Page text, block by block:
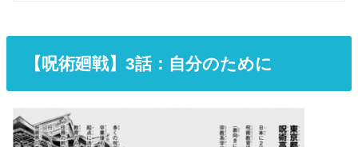
【呪術廻戦】3話：自分のために